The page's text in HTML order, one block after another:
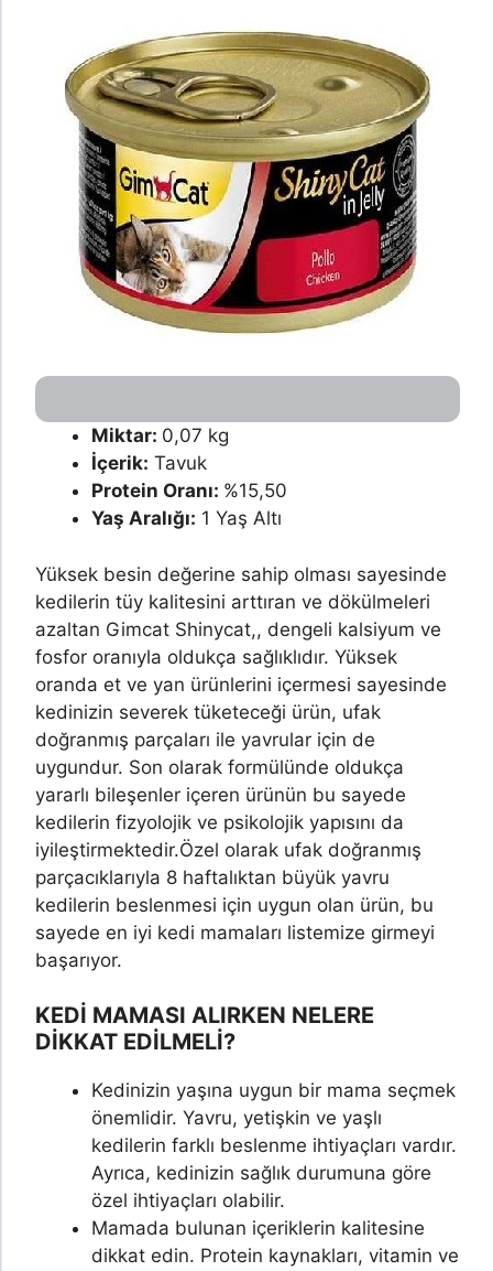
Miktar: 0,07 kg
İçerik: Tavuk
Protein Oranı: %15,50
Yaş Aralığı: 1 Yaş Altı
Yüksek besin değerine sahip olması sayesinde
kedilerin tüy kalitesini arttıran ve dökülmeleri
azaltan Gimcat Shinycat,, dengeli kalsiyum ve
fosfor oranıyla oldukça sağlıklıdır. Yüksek
oranda et ve yan ürünlerini içermesi sayesinde
kedinizin severek tüketeceği ürün, ufak
doğranmış parçaları ile yavrular için de
uygundur. Son olarak formülünde oldukça
yararlı bileşenler içeren ürünün bu sayede
kedilerin fizyolojik ve psikolojik yapısını da
iyileştirmektedir.Özel olarak ufak doğranmış
parçacıklarıyla 8 haftalıktan büyük yavru
kedilerin beslenmesi için uygun olan ürün, bu
sayede en iyi kedi mamaları listemize girmeyi
başarıyor.
KEDİ MAMASI ALIRKEN NELERE
DİKKAT EDİLMELİ?
Kedinizin yaşına uygun bir mama seçmek
önemlidir. Yavru, yetişkin ve yaşlı
kedilerin farklı beslenme ihtiyaçları vardır.
Ayrıca, kedinizin sağlık durumuna göre
özel ihtiyaçları olabilir.
Mamada bulunan içeriklerin kalitesine
dikkat edin. Protein kaynakları, vitamin ve